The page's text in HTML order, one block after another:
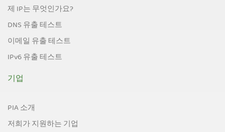
제 IP는 무엇인가요?
DNS 유출 테스트
이메일 유출 테스트
IPv6 유출 테스트
기업
PIA 소개
저희가 지원하는 기업